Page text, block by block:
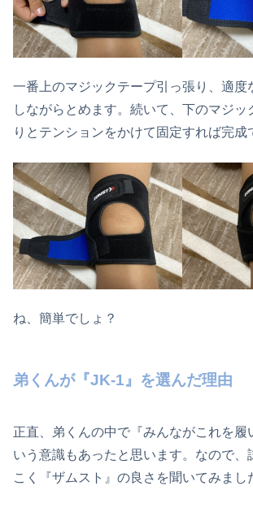
一番上のマジックテープ引っ張り、適度
しながらとめます。続いて、下のマジッ
りとテンションをかけて固定すれば完成
ね、簡単でしょ？
弟くんが『JK-1』を選んだ理由
正直、弟くんの中で『みんながこれを履
いう意識もあったと思います。なので、
こく『ザムスト』の良さを聞いてみまし